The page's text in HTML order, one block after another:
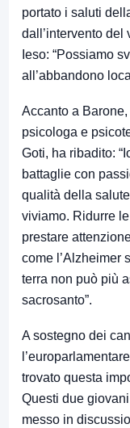
portato i saluti
dall’intervento
Ieso: “Possiamo
all’abbandono
Accanto a
psicologa e
Goti, ha ribadito:
battaglie con
qualità della
viviamo. Ridurre
prestare
come l’Alzheimer
terra non può più
sacrosanto”.
A sostegno dei
trovato questa
Questi due
messo in